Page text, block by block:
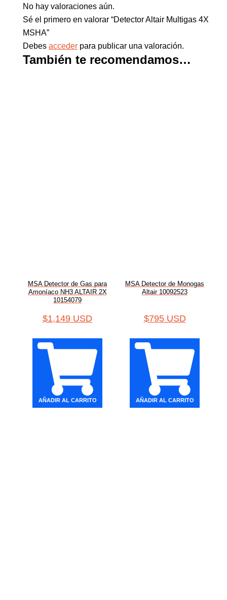
No hay valoraciones aún.
Sé el primero en valorar “Detector Altair Multigas 4X
MSHA”
Debes acceder para publicar una valoración.
También te recomendamos…
MSA Detector de Gas para
Amoníaco NH3 ALTAIR 2X
10154079
$1,149 USD
AÑADIR AL CARRITO
MSA Detector de Monogas
Altair 10092523
$795 USD
AÑADIR AL CARRITO